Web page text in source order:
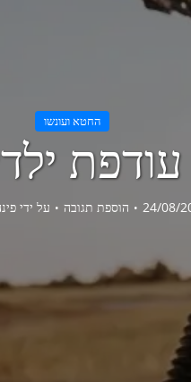
החטא ועונשו
24/08/ הוספת תגובה על ידי